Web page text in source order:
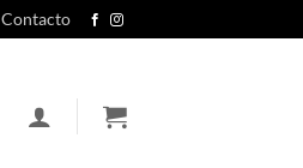
Contacto